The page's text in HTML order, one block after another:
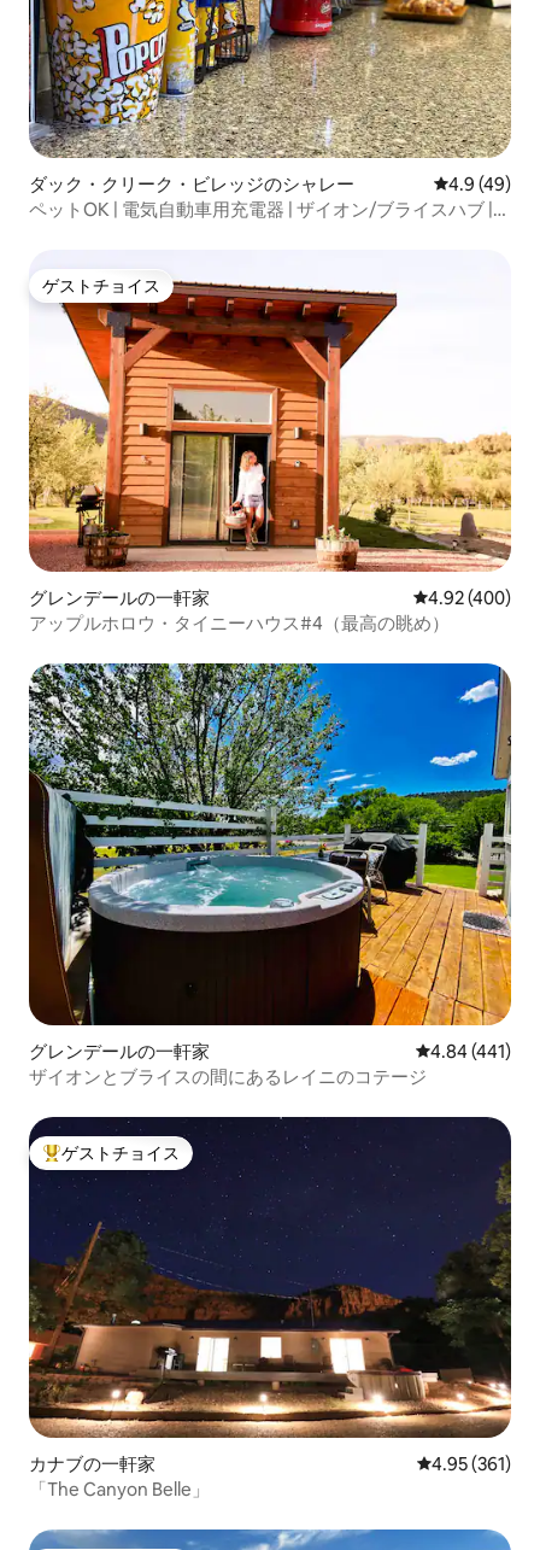
ダック・クリーク・ビレッジのシャレー レビュー49
4.9 (49)
ペットOK | 電気自動車用充電器 | ザイオン/ブライスハブ |
ゲストチョイス
ゲストチョイス
グレンデールの一軒家 レビュー400
4.92 (400)
アップルホロウ・タイニーハウス#4（最高の眺め）
グレンデールの一軒家 レビュー441
4.84 (441)
ザイオンとブライスの間にあるレイニのコテージ
大好評のゲストチョイスです。
ゲストチョイス
カナブの一軒家 レビュー361
4.95 (361)
「The Canyon Belle」